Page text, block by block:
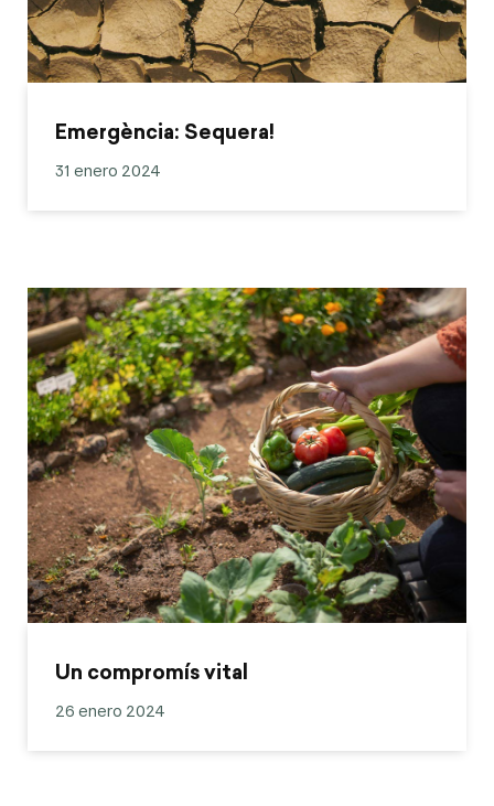
Emergència: Sequera!
31 enero 2024
Un compromís vital
26 enero 2024